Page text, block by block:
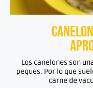
Los canelones son
peques. Por lo que
carne de